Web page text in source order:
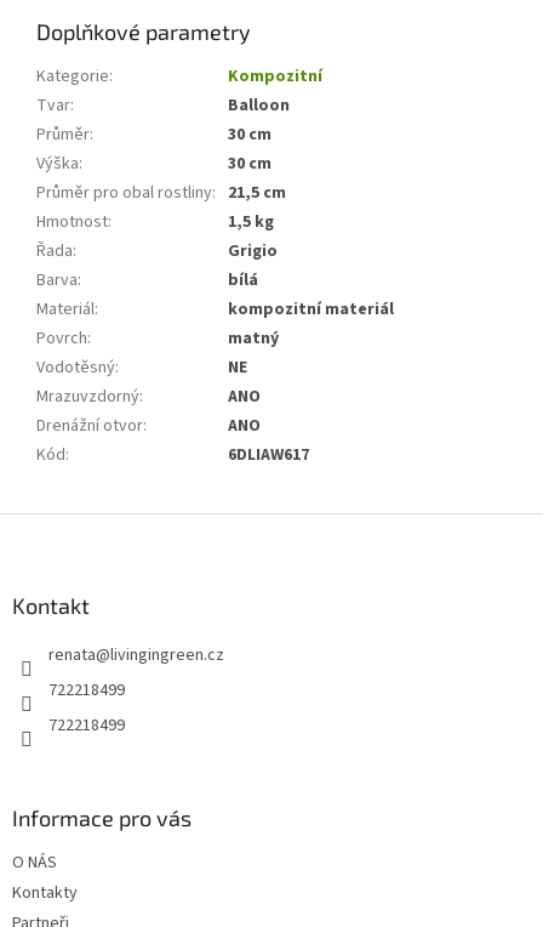
Doplňkové parametry
Kategorie:
Kompozitní
Tvar:
Balloon
Průměr:
30 cm
Výška:
30 cm
Průměr pro obal rostliny: 21,5 cm
Hmotnost:
1,5 kg
Řada:
Grigio
Barva:
bílá
Materiál:
kompozitní materiál
Povrch:
matný
Vodotěsný:
NE
Mrazuvzdorný:
ANO
Drenážní otvor:
ANO
Kód: 6DLIAW617
Kontakt
renata@livingingreen.cz
722218499
722218499
Informace pro vás
O NÁS
Kontakty